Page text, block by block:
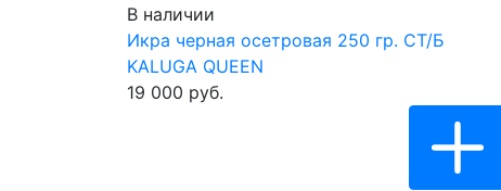
В наличии
Икра черная осетровая 250 гр. СТ/Б
KALUGA QUEEN
19 000 руб.